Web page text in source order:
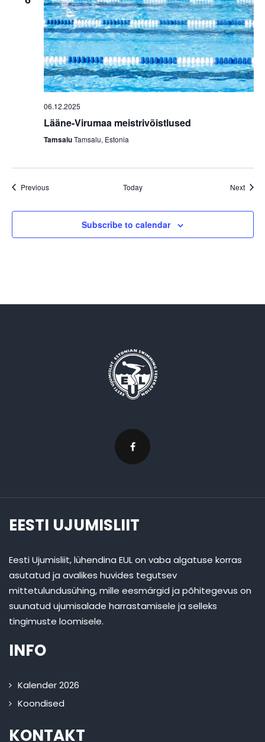
06.12.2025
Lääne-Virumaa meistrivõistlused
TamsaluTamsalu, Estonia
PreviousEvents Today Next
Subscribe to calendar
EESTI UJUMISLIIT
Eesti Ujumisliit, lühendina EUL on vaba algatuse korras
asutatud ja avalikes huvides tegutsev
mittetulundusühing, mille eesmärgid ja põhitegevus on
suunatud ujumisalade harrastamisele ja selleks
tingimuste loomisele.
INFO
Kalender 2026
Koondised
KONTAKT